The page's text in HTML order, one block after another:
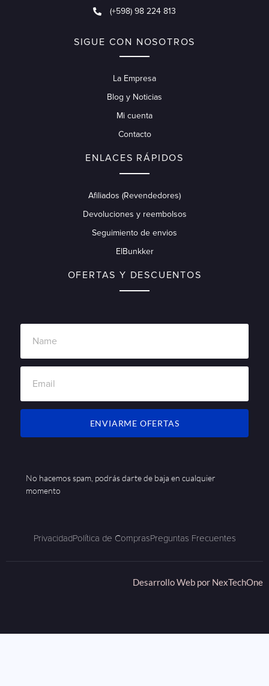
(+598) 98 224 813
SIGUE CON NOSOTROS
La Empresa
Blog y Noticias
Mi cuenta
Contacto
ENLACES RÁPIDOS
Afiliados (Revendedores)
Devoluciones y reembolsos
Seguimiento de envios
ElBunkker
OFERTAS Y DESCUENTOS
ENVIARME OFERTAS
No hacemos spam, podrás darte de baja en cualquier
momento
PrivacidadPolítica de ComprasPreguntas Frecuentes
Desarrollo Web por NexTechOne